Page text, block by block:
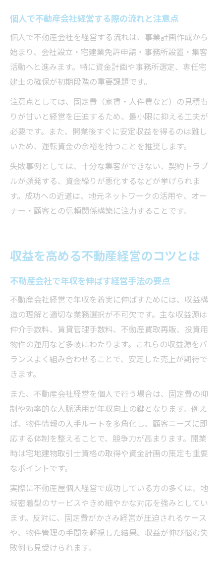
個人で不動産会社経営する際の流れと注意点
個人で不動産会社を経営する流れは、事業計画作成から
始まり、会社設立・宅建業免許申請・事務所設置・集客
活動へと進みます。特に資金計画や事務所選定、専任宅
建士の確保が初期段階の重要課題です。
注意点としては、固定費（家賃・人件費など）の見積も
りが甘いと経営を圧迫するため、最小限に抑える工夫が
必要です。また、開業後すぐに安定収益を得るのは難し
いため、運転資金の余裕を持つことを推奨します。
失敗事例としては、十分な集客ができない、契約トラブ
ルが頻発する、資金繰りが悪化するなどが挙げられま
す。成功への近道は、地元ネットワークの活用や、オー
ナー・顧客との信頼関係構築に注力することです。
収益を高める不動産経営のコツとは
不動産会社で年収を伸ばす経営手法の要点
不動産会社経営で年収を着実に伸ばすためには、収益構
造の理解と適切な業務選択が不可欠です。主な収益源は
仲介手数料、賃貸管理手数料、不動産買取再販、投資用
物件の運用など多岐にわたります。これらの収益源をバ
ランスよく組み合わせることで、安定した売上が期待で
きます。
また、不動産会社経営を個人で行う場合は、固定費の抑
制や効率的な人脈活用が年収向上の鍵となります。例え
ば、物件情報の入手ルートを多角化し、顧客ニーズに即
応する体制を整えることで、競争力が高まります。開業
時は宅地建物取引士資格の取得や資金計画の策定も重要
なポイントです。
実際に不動産屋個人経営で成功している方の多くは、地
域密着型のサービスやきめ細やかな対応を強みとしてい
ます。反対に、固定費がかさみ経営が圧迫されるケース
や、物件管理の手間を軽視した結果、収益が伸び悩む失
敗例も見受けられます。